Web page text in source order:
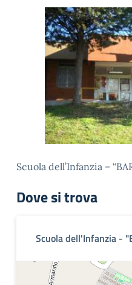
Scuola dell’Infanzia –
Dove si trova
Scuola dell'Infanzia -